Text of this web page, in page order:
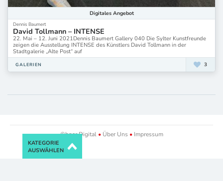
Digitales Angebot
Dennis Baumert
David Tollmann – INTENSE
22. Mai – 12. Juni 2021Dennis Baumert Gallery 040 Die Sylter Kunstfreunde
zeigen die Ausstellung INTENSE des Künstlers David Tollmann in der
Stadtgalerie „Alte Post“ auf
GALERIEN 3
©bpar.Digital •Über Uns •Impressum
KATEGORIE
AUSWÄHLEN